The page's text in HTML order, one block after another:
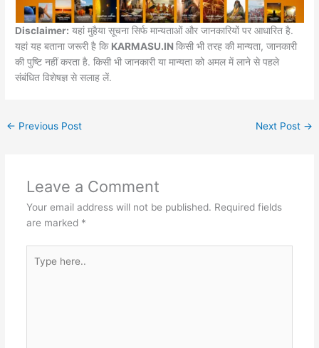
Disclaimer: यहां मुहैया सूचना सिर्फ मान्यताओं और जानकारियों पर आधारित है.
यहां यह बताना जरूरी है कि KARMASU.INकिसी भी तरह की मान्यता, जानकारी
की पुष्टि नहीं करता है. किसी भी जानकारी या मान्यता को अमल में लाने से पहले
संबंधित विशेषज्ञ से सलाह लें.
← Previous Post Next Post →
Leave a Comment
Your email address will not be published. Required fields
are marked *
here..